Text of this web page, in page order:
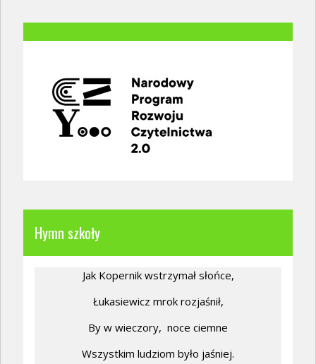
Hymn szkoły
Jak Kopernik wstrzymał słońce,
Łukasiewicz mrok rozjaśnił,
By w wieczory, noce ciemne
Wszystkim ludziom było jaśniej.